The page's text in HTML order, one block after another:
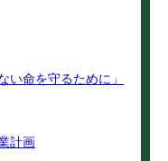
い命を守るために」
計画